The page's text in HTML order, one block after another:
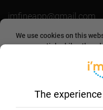
We use cookies on this
are essential, while others
them or continuing to use
collecting information
Essential
The
imfineapp@gmail.com